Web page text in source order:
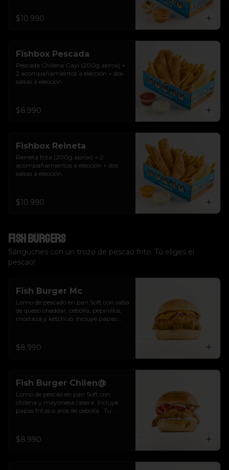
$10.990
Fishbox Pescada
Pescada Chilena Gayi (200g aprox) +
2 acompañamientos a elección + dos
salsas a elección.
$8.990
Fishbox Reineta
Reineta frita (200g aprox) + 2
acompañamientos a elección + dos
salsas a elección.
$10.990
Fish Burgers
Sánguches con un trozo de pescao frito. Tú eliges el
pescao!
Fish Burger Mc
Lomo de pescado en pan Soft con salsa
de queso cheddar, cebolla, pepinillos,
mostaza y kétchup. Incluye papas
$8.990
Fish Burger Chilen@
Lomo de pescao en pan Soft con
chilena y mayonesa casera. Incluye
papas fritas o aros de cebolla.  Tu
$8.990